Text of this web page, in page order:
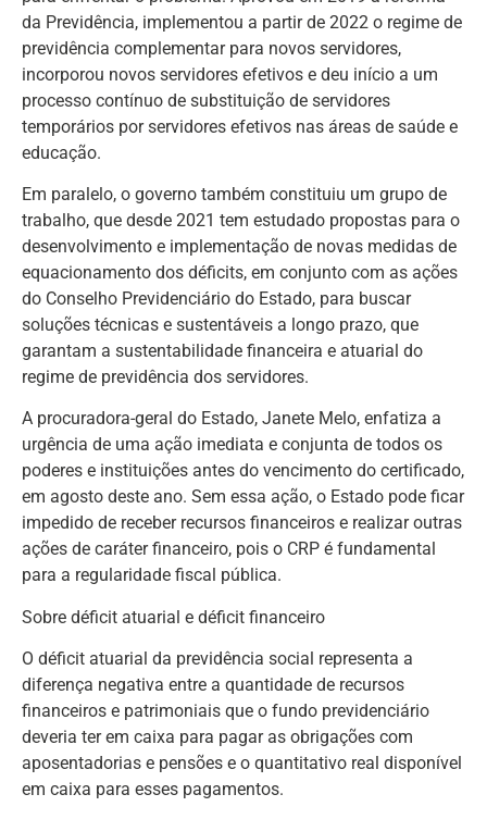
da Previdência, implementou a partir de 2022 o regime de
previdência complementar para novos servidores,
incorporou novos servidores efetivos e deu início a um
processo contínuo de substituição de servidores
temporários por servidores efetivos nas áreas de saúde e
educação.
Em paralelo, o governo também constituiu um grupo de
trabalho, que desde 2021 tem estudado propostas para o
desenvolvimento e implementação de novas medidas de
equacionamento dos déficits, em conjunto com as ações
do Conselho Previdenciário do Estado, para buscar
soluções técnicas e sustentáveis a longo prazo, que
garantam a sustentabilidade financeira e atuarial do
regime de previdência dos servidores.
A procuradora-geral do Estado, Janete Melo, enfatiza a
urgência de uma ação imediata e conjunta de todos os
poderes e instituições antes do vencimento do certificado,
em agosto deste ano. Sem essa ação, o Estado pode ficar
impedido de receber recursos financeiros e realizar outras
ações de caráter financeiro, pois o CRP é fundamental
para a regularidade fiscal pública.
Sobre déficit atuarial e déficit financeiro
O déficit atuarial da previdência social representa a
diferença negativa entre a quantidade de recursos
financeiros e patrimoniais que o fundo previdenciário
deveria ter em caixa para pagar as obrigações com
aposentadorias e pensões e o quantitativo real disponível
em caixa para esses pagamentos.